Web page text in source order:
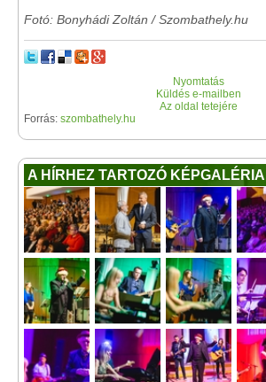
Fotó: Bonyhádi Zoltán / Szombathely.hu
Nyomtatás
Küldés e-mailben
Az oldal tetejére
Forrás: szombathely.hu
A HÍRHEZ TARTOZÓ KÉPGALÉRIA